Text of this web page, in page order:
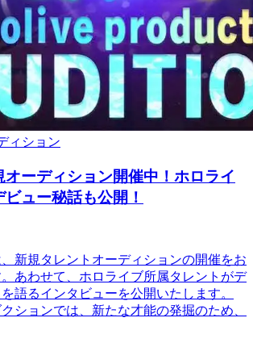
ィション
ーディション開催中！ホロライ
ュー秘話も公開！
新規タレントオーディションの開催をお
あわせて、ホロライブ所属タレントがデ
語るインタビューを公開いたします。
ションでは、新たな才能の発掘のため、